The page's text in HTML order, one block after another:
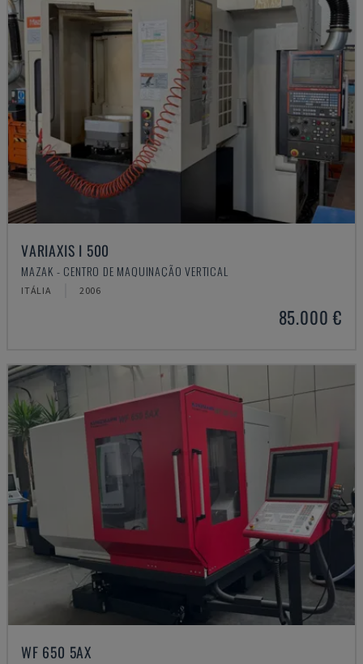
VARIAXIS I 500
MAZAK - CENTRO DE MAQUINAÇÃO VERTICAL
ITÁLIA 2006
85.000 €
WF 650 5AX